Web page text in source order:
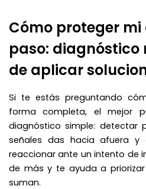
Cómo proteger
paso: diagnóstico
de aplicar
Si te estás preguntando
forma completa, el mejor
diagnóstico simple: detectar
señales das hacia afuera
reaccionar ante un intento de
de más y te ayuda a
suman.